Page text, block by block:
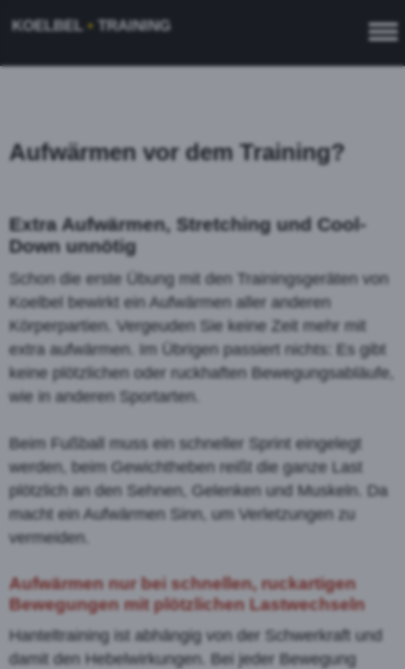
KOELBEL • TRAINING
Aufwärmen vor dem Training?
Extra Aufwärmen, Stretching und Cool-
Down unnötig
Schon die erste Übung mit den Trainingsgeräten von
Koelbel bewirkt ein Aufwärmen aller anderen
Körperpartien. Vergeuden Sie keine Zeit mehr mit
extra aufwärmen. Im Übrigen passiert nichts: Es gibt
keine plötzlichen oder ruckhaften Bewegungsabläufe,
wie in anderen Sportarten.
Beim Fußball muss ein schneller Sprint eingelegt
werden, beim Gewichtheben reißt die ganze Last
plötzlich an den Sehnen, Gelenken und Muskeln. Da
macht ein Aufwärmen Sinn, um Verletzungen zu
vermeiden.
Aufwärmen nur bei schnellen, ruckartigen
Bewegungen mit plötzlichen Lastwechseln
Hanteltraining ist abhängig von der Schwerkraft und
damit den Hebelwirkungen. Bei jeder Bewegung